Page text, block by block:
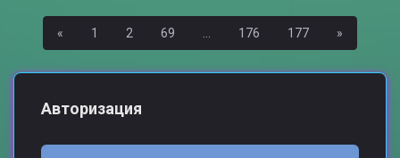
« Назад1 2 69 176 177 »
Авторизация